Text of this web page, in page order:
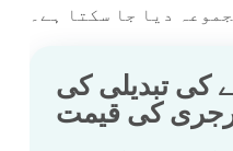
دیا جا سکتا ہے۔
کی تبدیلی کی
کی قیمت